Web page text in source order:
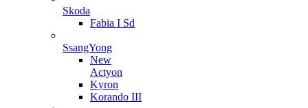
Skoda
Fabia I Sd
SsangYong
New
Actyon
Kyron
Korando III